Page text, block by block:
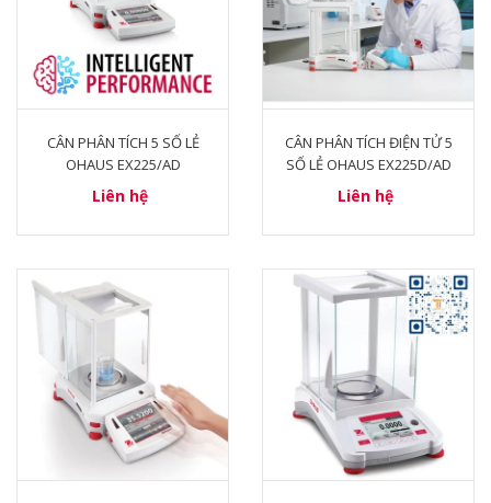
CÂN PHÂN TÍCH 5 SỐ LẺ
OHAUS EX225/AD
Liên hệ
CÂN PHÂN TÍCH ĐIỆN TỬ 5
SỐ LẺ OHAUS EX225D/AD
Liên hệ